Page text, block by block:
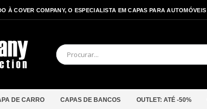
À COVER COMPANY, O ESPECIALISTA EM CAPAS PARA AUTOMÓVEIS
DE CARRO CAPAS DE BANCOS OUTLET: ATÉ -50%